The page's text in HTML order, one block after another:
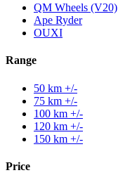
QM Wheels (V20)
Ape Ryder
OUXI
Range
50 km +/-
75 km +/-
100 km +/-
120 km +/-
150 km +/-
Price